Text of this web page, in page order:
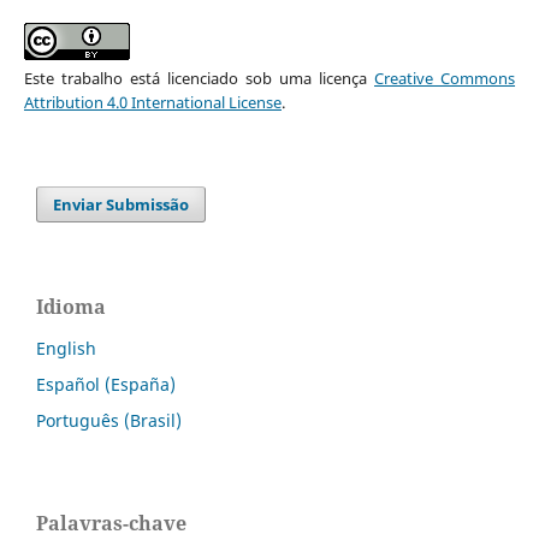
Este trabalho está licenciado sob uma licençaCreative Commons
Attribution 4.0 International License.
Enviar Submissão
Idioma
English
Español (España)
Português (Brasil)
Palavras-chave